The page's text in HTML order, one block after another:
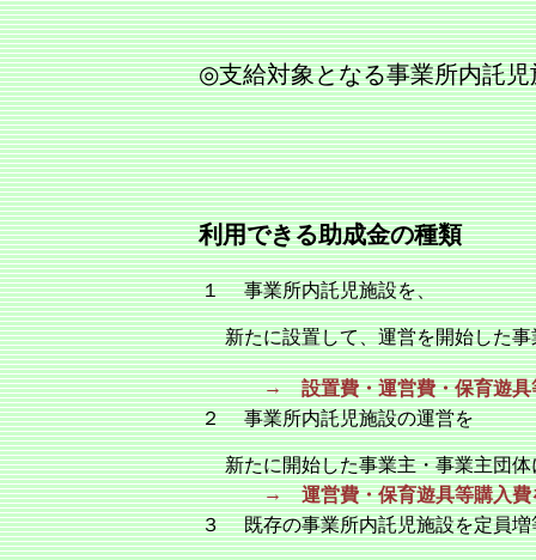
◎支給対象となる事業所内託児
利用できる助成金の種類
１ 事業所内託児施設を、
新たに設置して、運営を開始した
→
設置費・運営費・保育遊
２ 事業所内託児施設の運営を
新たに開始した事業主・事業主団体
→
運営費・保育遊具等購入費
３ 既存の事業所内託児施設を定員増